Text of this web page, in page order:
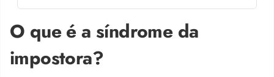
O que é a síndrome da
impostora?